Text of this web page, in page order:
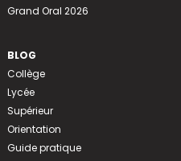
Grand Oral 2026
BLOG
Collège
Lycée
Supérieur
Orientation
Guide pratique